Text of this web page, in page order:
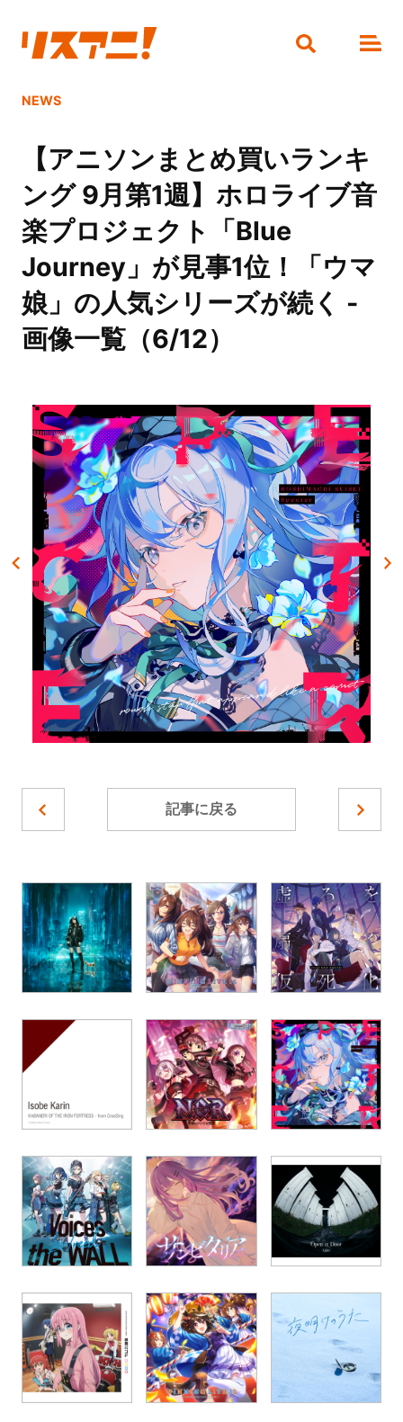
NEWS
【アニソンまとめ買いランキ
ング 9月第1週】ホロライブ音
楽プロジェクト「Blue
Journey」が見事1位！「ウマ
娘」の人気シリーズが続く -
画像一覧（6/12）
記事に戻る